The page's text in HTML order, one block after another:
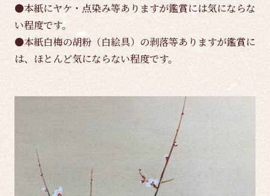
●本紙にヤケ・点染み等ありますが鑑賞には気にならな
い程度です。
●本紙白梅の胡粉（白絵具）の剥落等ありますが鑑賞に
は、ほとんど気にならない程度です。